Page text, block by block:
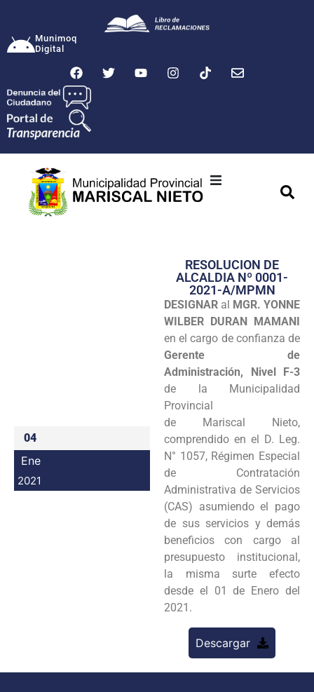
Munimoq
Digital
Transparencia
Seguridad
Programas
04
Ene
2021
RESOLUCION DE
ALCALDIA Nº 0001-
2021-A/MPMN
DESIGNAR al MGR. YONNE
WILBER DURAN MAMANI
en el cargo de confianza de
Gerente de
Administración, Nivel F-3
de la Municipalidad
Provincial
de Mariscal Nieto,
comprendido en el D. Leg.
N° 1057, Régimen Especial
de Contratación
Administrativa de Servicios
(CAS) asumiendo el pago
de sus servicios y demás
beneficios con cargo al
presupuesto institucional,
la misma surte efecto
desde el 01 de Enero del
2021.
Descargar